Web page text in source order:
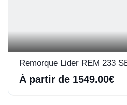
Remorque Lider REM 233
À partir de 1549.00€